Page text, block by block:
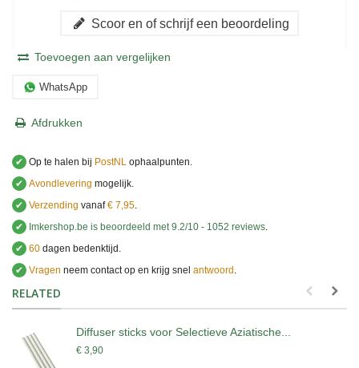
Scoor en of schrijf een beoordeling
Toevoegen aan vergelijken
WhatsApp
Afdrukken
✔ Op te halen bij PostNL ophaalpunten.
✔ Avondlevering mogelijk.
✔ Verzending vanaf€ 7,95.
✔
Imkershop.be is beoordeeld met9.2/10 - 1052 reviews.
✔ 60 dagen bedenktijd.
✔ Vragen neem contact op en krijg snel antwoord .
RELATED
Diffuser sticks voor Selectieve Aziatische...
€ 3,90